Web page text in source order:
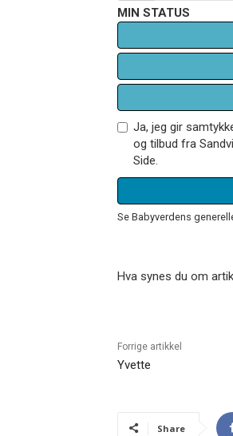
MIN STATUS
Ja, jeg gir
og tilbud fra
Side.
Se Babyverdens
Hva synes du om
Forrige artikkel
Yvette
Share